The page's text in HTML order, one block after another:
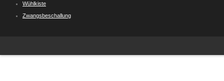
Wühlkiste
Zwangsbeschallung